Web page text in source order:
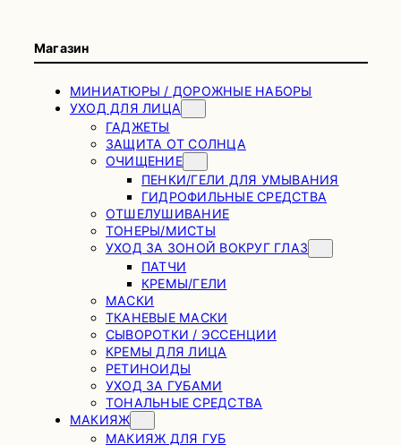
Магазин
МИНИАТЮРЫ / ДОРОЖНЫЕ НАБОРЫ
УХОД ДЛЯ ЛИЦА
ГАДЖЕТЫ
ЗАЩИТА ОТ СОЛНЦА
ОЧИЩЕНИЕ
ПЕНКИ/ГЕЛИ ДЛЯ УМЫВАНИЯ
ГИДРОФИЛЬНЫЕ СРЕДСТВА
ОТШЕЛУШИВАНИЕ
ТОНЕРЫ/МИСТЫ
УХОД ЗА ЗОНОЙ ВОКРУГ ГЛАЗ
ПАТЧИ
КРЕМЫ/ГЕЛИ
МАСКИ
ТКАНЕВЫЕ МАСКИ
СЫВОРОТКИ / ЭССЕНЦИИ
КРЕМЫ ДЛЯ ЛИЦА
РЕТИНОИДЫ
УХОД ЗА ГУБАМИ
ТОНАЛЬНЫЕ СРЕДСТВА
МАКИЯЖ
МАКИЯЖ ДЛЯ ГУБ